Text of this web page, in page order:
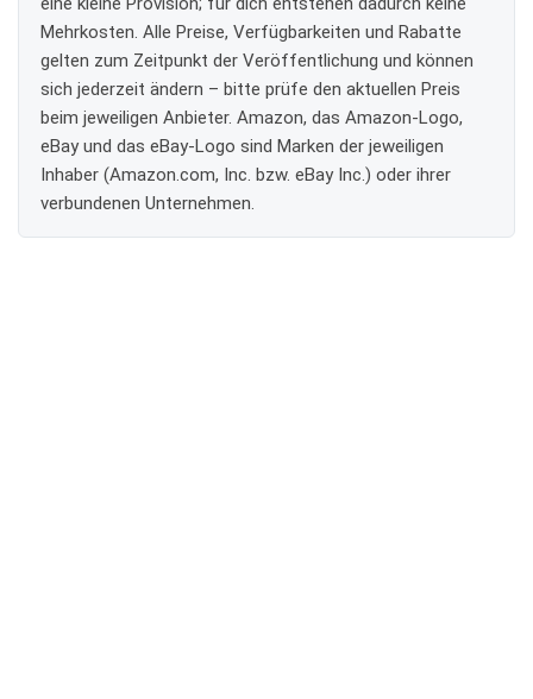
Mehrkosten. Alle Preise, Verfügbarkeiten und Rabatte
gelten zum Zeitpunkt der Veröffentlichung und können
sich jederzeit ändern – bitte prüfe den aktuellen Preis
beim jeweiligen Anbieter. Amazon, das Amazon-Logo,
eBay und das eBay-Logo sind Marken der jeweiligen
Inhaber (Amazon.com, Inc. bzw. eBay Inc.) oder ihrer
verbundenen Unternehmen.